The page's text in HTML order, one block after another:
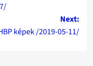
Next:
képek /2019-05-11/